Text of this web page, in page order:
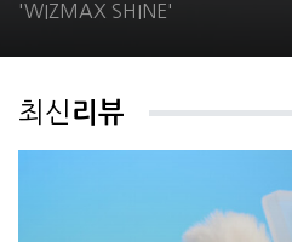
'WIZMAX SHINE'
최신 리뷰